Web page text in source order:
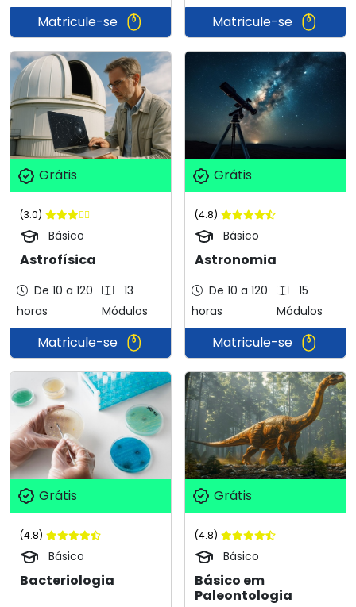
Matricule-se Matricule-se
Grátis
(3.0)
Básico
Astrofísica
De 10 a 120
horas
13
Módulos
Matricule-se
Grátis
(4.8)
Básico
Astronomia
De 10 a 120
horas
15
Módulos
Matricule-se
Grátis
(4.8)
Básico
Bacteriologia
Grátis
(4.8)
Básico
Básico em
Paleontologia